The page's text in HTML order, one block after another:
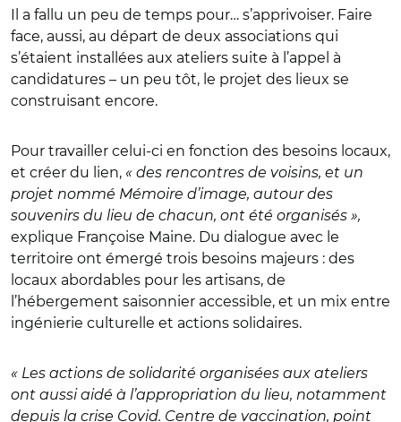
Il a fallu un peu de temps pour… s’apprivoiser. Faire
face, aussi, au départ de deux associations qui
s’étaient installées aux ateliers suite à l’appel à
candidatures – un peu tôt, le projet des lieux se
construisant encore.
Pour travailler celui-ci en fonction des besoins locaux,
et créer du lien, « des rencontres de voisins, et un
projet nommé Mémoire d’image, autour des
souvenirs du lieu de chacun, ont été organisés »,
explique Françoise Maine. Du dialogue avec le
territoire ont émergé trois besoins majeurs : des
locaux abordables pour les artisans, de
l’hébergement saisonnier accessible, et un mix entre
ingénierie culturelle et actions solidaires.
« Les actions de solidarité organisées aux ateliers
ont aussi aidé à l’appropriation du lieu, notamment
depuis la crise Covid. Centre de vaccination, point